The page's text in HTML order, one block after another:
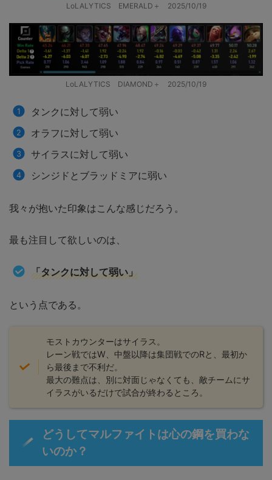
LoLALYTICS EMERALD＋ 2025/10/19
LoLALYTICS DIAMOND＋ 2025/10/19
タンクに対して弱い
オラフに対して弱い
サイラスに対して弱い
シンジドとブラッドミアに弱い
我々が抱いた印象はこんな感じだろう。
最も注目して欲しいのは、
「タンクに対して弱い」
という点である。
モストカウンターはサイラス。
レーン戦ではW、中盤以降は集団戦でのRと、最初か
ら最後まで不利だ。
最大の難点は、別に対面じゃなくても、敵チームにサ
イラスがいるだけで試合が終わるところ。
どうしてマルファイトは心の鋼を買わな
いのか？